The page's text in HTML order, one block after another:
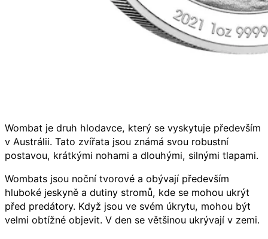
Wombat je druh hlodavce, který se vyskytuje především
v Austrálii. Tato zvířata jsou známá svou robustní
postavou, krátkými nohami a dlouhými, silnými tlapami.
Wombats jsou noční tvorové a obývají především
hluboké jeskyně a dutiny stromů, kde se mohou ukrýt
před predátory. Když jsou ve svém úkrytu, mohou být
velmi obtížné objevit. V den se většinou ukrývají v zemi.